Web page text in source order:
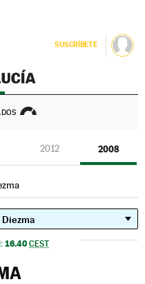
SUSCRÍBETE
2012 2008
16.40 CEST